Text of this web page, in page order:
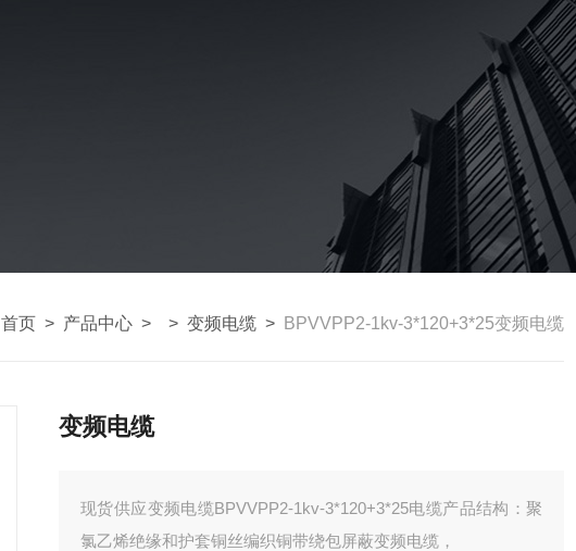
首页 > 产品中心 > > 变频电缆 > BPVVPP2-1kv-3*120+3*25变频电缆
变频电缆
现货供应变频电缆BPVVPP2-1kv-3*120+3*25电缆产品结构：聚
氯乙烯绝缘和护套铜丝编织铜带绕包屏蔽变频电缆，